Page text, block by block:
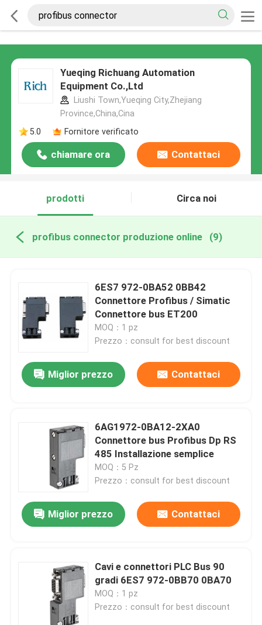
Yueqing Richuang Automation
Equipment Co.,Ltd
Liushi Town,Yueqing City,Zhejiang
Province,China,Cina
5.0
Fornitore verificato
chiamare ora Contattaci
prodotti Circa noi
profibus connector produzione online (9)
6ES7 972-0BA52 0BB42
Connettore Profibus / Simatic
Connettore bus ET200
MOQ：1 pz
Prezzo：consult for best discount
Miglior prezzo Contattaci
6AG1972-0BA12-2XA0
Connettore bus Profibus Dp RS
485 Installazione semplice
MOQ：5 Pz
Prezzo：consult for best discount
Miglior prezzo Contattaci
Cavi e connettori PLC Bus 90
gradi 6ES7 972-0BB70 0BA70
MOQ：1 pz
Prezzo：consult for best discount